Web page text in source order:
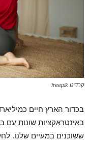
קרדיט freepik
בכדור הארץ חיים
באינטראקציות שונות עם
ששוכנים במעיים שלנו.